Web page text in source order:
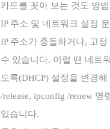
카드를 꽂아 보는 것도 방
IP 주소 및 네트워크 설정 문
IP 주소가 충돌하거나, 고
수 있습니다. 이럴 땐 네트
도록(DHCP) 설정을 변경
/release, ipconfig /renew
있습니다.